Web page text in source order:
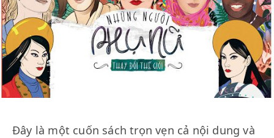
Đây là một cuốn sách trọn vẹn cả nội dung và